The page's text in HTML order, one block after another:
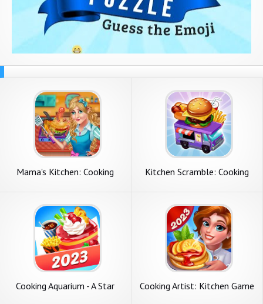
Mama's Kitchen: Cooking
Kitchen Scramble: Cooking
Cooking Aquarium - A Star
Cooking Artist: Kitchen Game